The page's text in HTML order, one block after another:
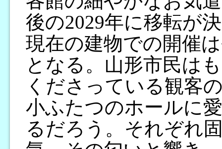
後の2029年に移転が
現在の建物での開催
となる。山形市民は
くださっている観客
小ふたつのホールに
るだろう。それぞれ